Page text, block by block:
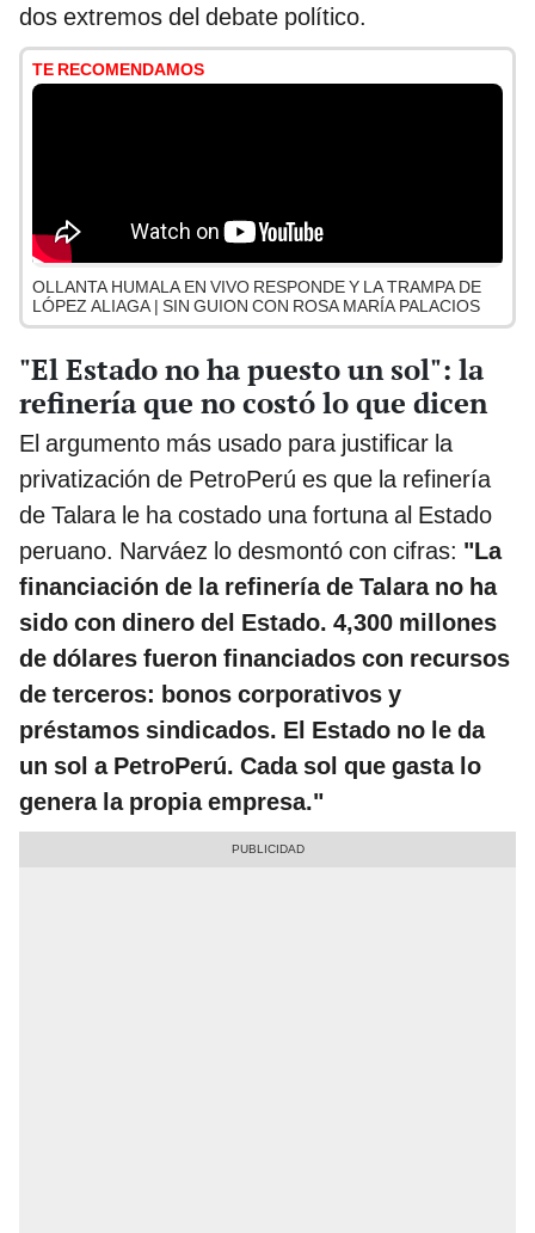
dos extremos del debate político.
TE RECOMENDAMOS
OLLANTA HUMALA EN VIVO RESPONDE Y LA TRAMPA DE
LÓPEZ ALIAGA | SIN GUION CON ROSA MARÍA PALACIOS
"El Estado no ha puesto un sol": la
refinería que no costó lo que dicen
El argumento más usado para justificar la
privatización de PetroPerú es que la refinería
de Talara le ha costado una fortuna al Estado
peruano. Narváez lo desmontó con cifras: "La
financiación de la refinería de Talara no ha
sido con dinero del Estado. 4,300 millones
de dólares fueron financiados con recursos
de terceros: bonos corporativos y
préstamos sindicados. El Estado no le da
un sol a PetroPerú. Cada sol que gasta lo
genera la propia empresa."